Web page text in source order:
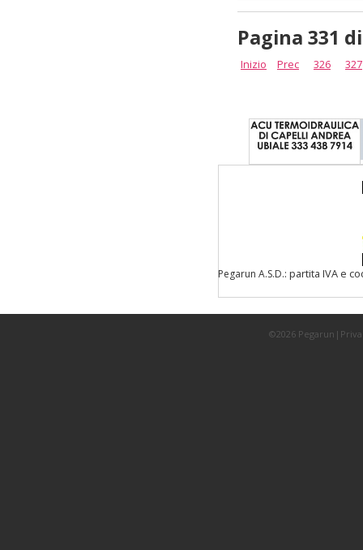
Pagina 331
Inizio Prec 326 327
Pegarun A.S.D.: partita IVA e
©2026 Pegarun|